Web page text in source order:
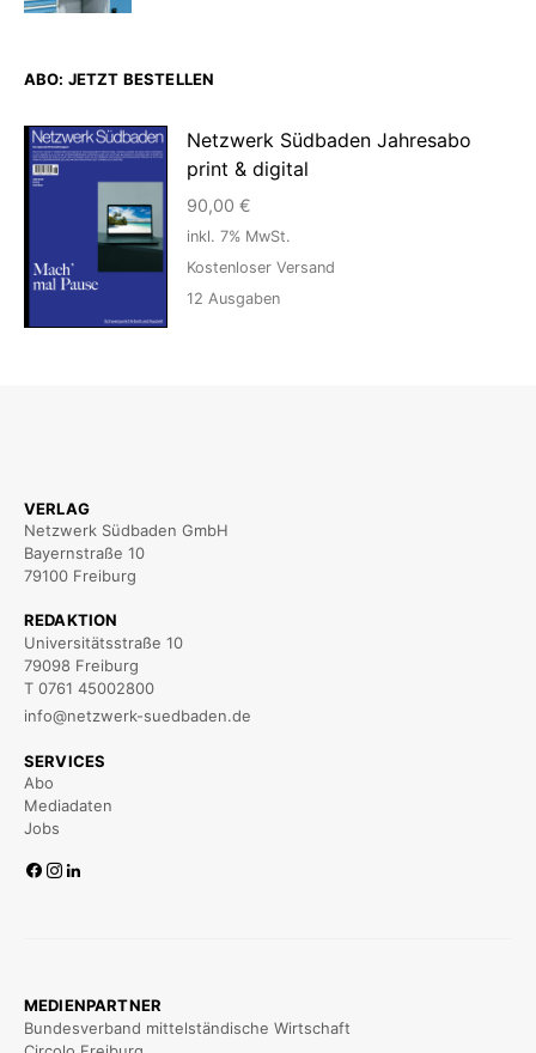
ABO: JETZT BESTELLEN
Netzwerk Südbaden Jahresabo
print & digital
90,00 €
inkl. 7% MwSt.
Kostenloser Versand
12 Ausgaben
VERLAG
Netzwerk Südbaden GmbH
Bayernstraße 10
79100 Freiburg
REDAKTION
Universitätsstraße 10
79098 Freiburg
T 0761 45002800
info@netzwerk-suedbaden.de
SERVICES
Abo
Mediadaten
Jobs
MEDIENPARTNER
Bundesverband mittelständische Wirtschaft